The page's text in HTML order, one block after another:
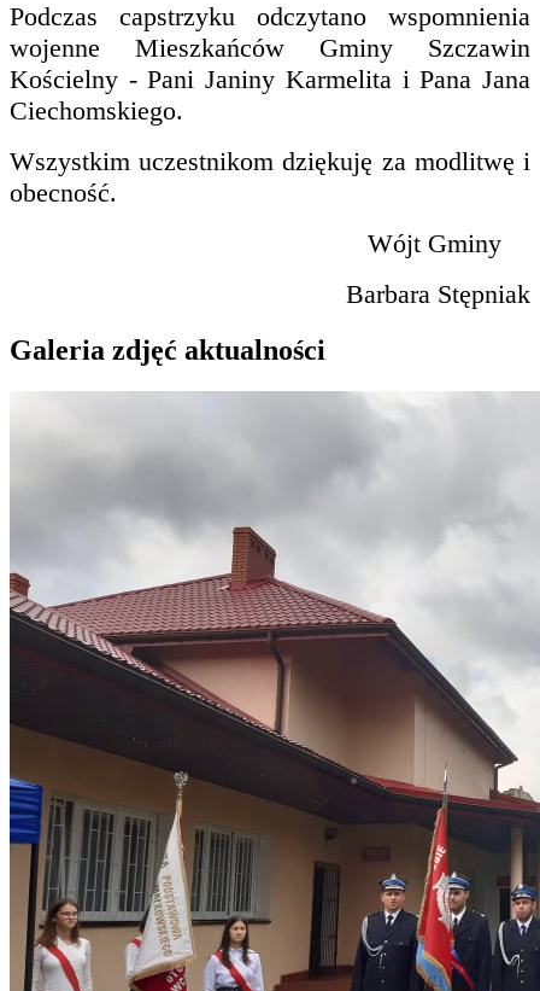
Podczas capstrzyku odczytano wspomnienia
wojenne Mieszkańców Gminy Szczawin
Kościelny - Pani Janiny Karmelita i Pana Jana
Ciechomskiego.
Wszystkim uczestnikom dziękuję za modlitwę i
obecność.
Wójt Gminy
Barbara Stępniak
Galeria zdjęć aktualności